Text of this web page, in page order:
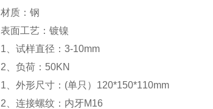
材质：钢
表面工艺：镀镍
1 、试样直径： 3-10mm
2 、负荷： 50KN
1 、外形尺寸： (单只） 120*150*110mm
2 、连接螺纹：内牙M16